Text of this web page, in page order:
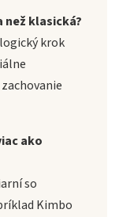
než klasická?
krok
ako
so
Kimbo